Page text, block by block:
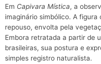
Em Capivara Mística, a
imaginário simbólico. A
repouso, envolta pela
Embora retratada a partir de
brasileiras, sua postura e
simples registro naturalista.